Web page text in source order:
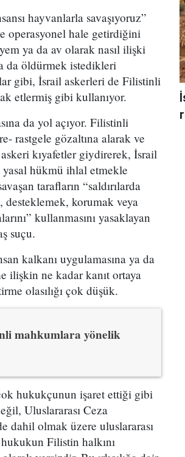
hayvanlarla savaşıyoruz”
operasyonel hale getirdiğini
ya da av olarak nasıl ilişki
da öldürmek istedikleri
gibi, İsrail askerleri de Filistinli
etlermiş gibi kullanıyor.
da yol açıyor. Filistinli
rastgele gözaltına alarak ve
kıyafetler giydirerek, İsrail
yasal hükmü ihlal etmekle
tarafların “saldırılarda
desteklemek, korumak veya
kullanmasını yasaklayan
suçu.
kalkanı uygulamasına ya da
ilişkin ne kadar kanıt ortaya
olasılığı çok düşük.
mahkumlara yönelik
hukukçunun işaret ettiği gibi
Uluslararası Ceza
dahil olmak üzere uluslararası
Filistin halkını